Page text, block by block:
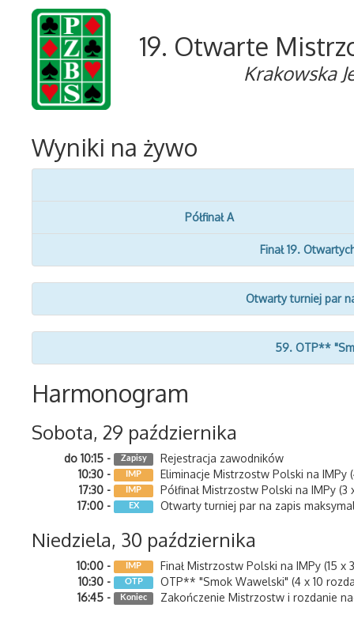
19. Otwarte
Krakowska
Wyniki na żywo
Półfinał A
Finał 19.
Otwarty turniej par
59. OTP**
Harmonogram
Sobota, 29 października
do 10:15 Zapisy
Rejestracja zawodników
10:30
IMP
Eliminacje Mistrzostw Polski na IMPy
17:30
IMP
Półfinał Mistrzostw Polski na IMPy (3
17:00
EX Otwarty turniej par na zapis
Niedziela, 30 października
10:00 IMP
Finał Mistrzostw Polski na IMPy (15 x
10:30
OTP
OTP** "Smok Wawelski" (4 x 10
16:45
Koniec Zakończenie Mistrzostw i rozdanie